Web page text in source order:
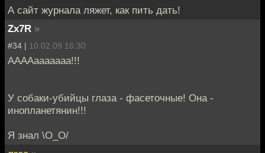
А сайт журнала ляжет, как пить дать!
Zx7R »
#34 | 10.02.09 16:30
ААААааааааа!!!
У собаки-убийцы глаза - фасеточные! Она -
инопланетянин!!!
Я знал \O_O/